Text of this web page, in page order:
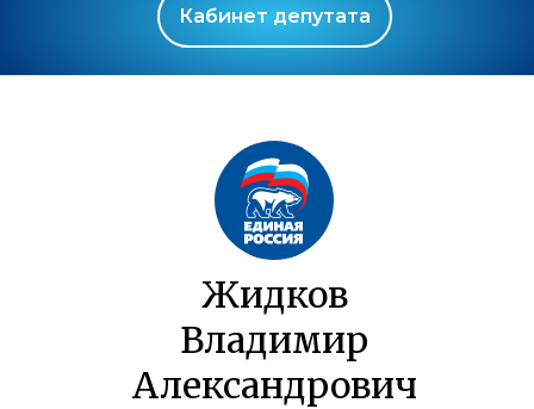
Кабинет депутата
Жидков
Владимир
Александрович